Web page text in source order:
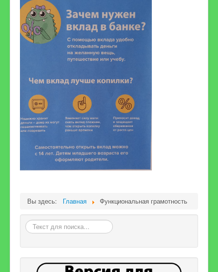
Вы здесь: Главная Функциональная грамотность
Искать